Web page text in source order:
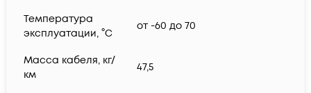
Температура
эксплуатации, °C
от -60 до 70
Масса кабеля, кг/
км
47,5